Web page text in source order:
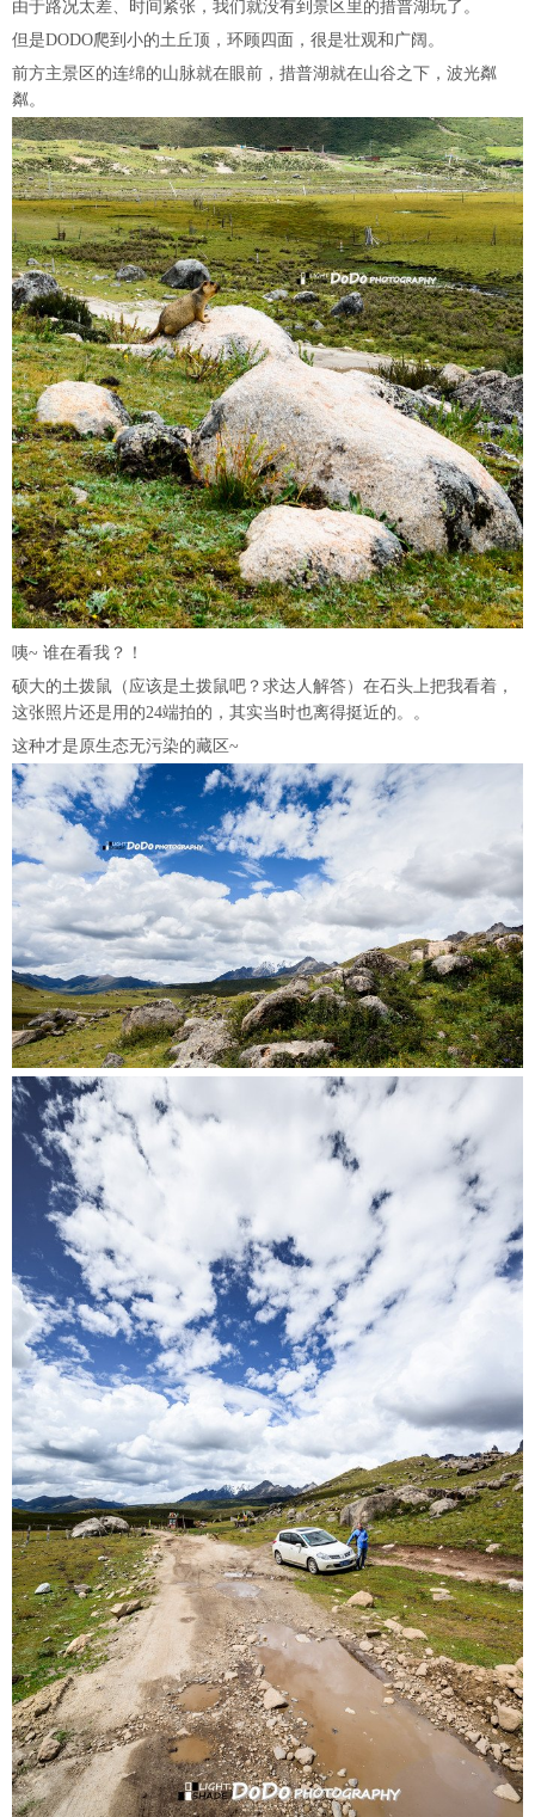
由于路况太差、时间紧张，我们就没有到景区里的措普湖玩了。
但是DODO爬到小的土丘顶，环顾四面，很是壮观和广阔。
前方主景区的连绵的山脉就在眼前，措普湖就在山谷之下，波光粼
粼。
咦~ 谁在看我？！
硕大的土拨鼠（应该是土拨鼠吧？求达人解答）在石头上把我看着，
这张照片还是用的24端拍的，其实当时也离得挺近的。。
这种才是原生态无污染的藏区~